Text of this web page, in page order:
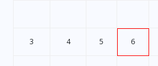
3 4 5 6